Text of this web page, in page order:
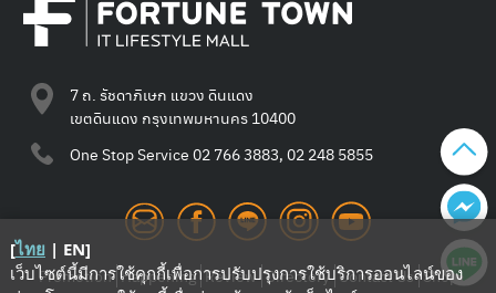
7 ถ. รัชดาภิเษก แขวง ดินแดง
เขตดินแดง กรุงเทพมหานคร 10400
One Stop Service 02 766 3883, 02 248 5855
Promotion Happening Review Directory Contact Us Shop
[ไทย | EN]
เว็บไซต์นี้มีการใช้คุกกี้เพื่อการปรับปรุงการใช้บริการออนไลน์ของ